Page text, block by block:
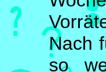
Nach
so